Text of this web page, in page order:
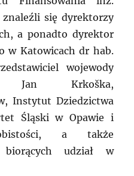
znaleźli się dyrektorzy
a ponadto dyrektor
w Katowicach dr hab.
wojewody
Jan Krkoška,
Instytut Dziedzictwa
Śląski w Opawie i
a także
udział w